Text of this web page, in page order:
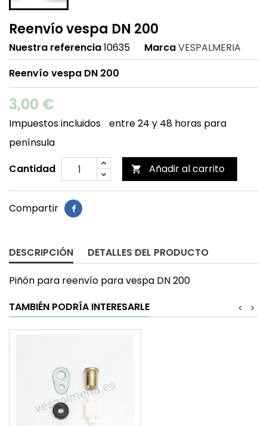
Reenvío vespa DN 200
Nuestra referencia10635 MarcaVESPALMERIA
Reenvío vespa DN 200
3,00 €
Impuestos incluidos
entre 24 y 48 horas para
península
Cantidad
 Añadir al carrito
Compartir
DESCRIPCIÓN DETALLES DEL PRODUCTO
Piñón para reenvío para vespa DN 200
TAMBIÉN PODRÍA INTERESARLE
>
<